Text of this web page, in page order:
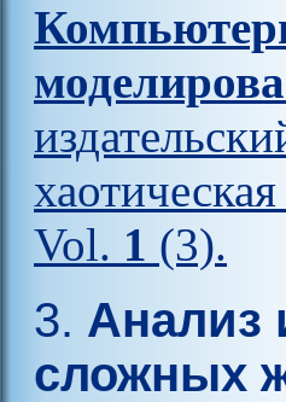
Vol. 1 (3).
3. Анализ
сложных